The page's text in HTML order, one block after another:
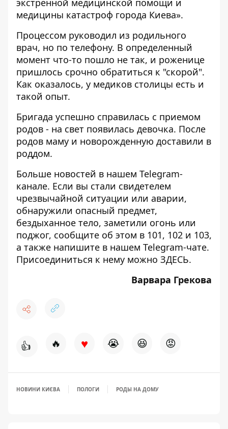
экстренной медицинской помощи и
медицины катастроф города Киева».
Процессом руководил из родильного
врач, но по телефону. В определенный
момент что-то пошло не так, и роженице
пришлось срочно обратиться к "скорой".
Как оказалось, у медиков столицы есть и
такой опыт.
Бригада успешно справилась с приемом
родов - на свет появилась девочка. После
родов маму и новорожденную доставили в
роддом.
Больше новостей в нашем Telegram-
канале. Если вы стали свидетелем
чрезвычайной ситуации или аварии,
обнаружили опасный предмет,
бездыханное тело, заметили огонь или
поджог, сообщите об этом в 101, 102 и 103,
а также напишите в нашем Telegram-чате.
Присоединиться к нему можно ЗДЕСЬ.
Варвара Грекова
👍 🔥 ♥ 😭 😆 😡
НОВИНИ КИЄВА ПОЛОГИ РОДЫ НА ДОМУ